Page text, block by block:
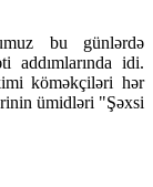
bu günlərdə
addımlarında idi.
köməkçiləri hər
ümidləri "Şəxsi